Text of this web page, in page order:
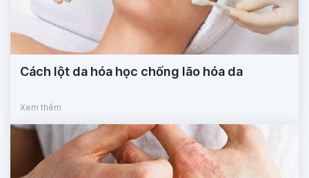
Cách lột da hóa học chống lão hóa da
Xem thêm